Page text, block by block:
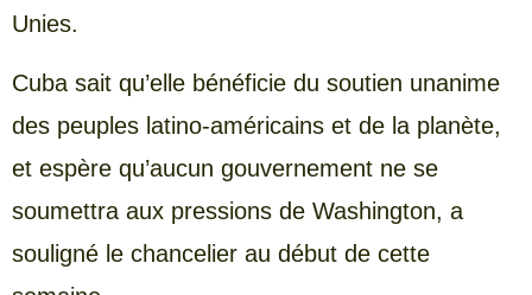
Unies.
Cuba sait qu’elle bénéficie du soutien unanime
des peuples latino-américains et de la planète,
et espère qu’aucun gouvernement ne se
soumettra aux pressions de Washington, a
souligné le chancelier au début de cette